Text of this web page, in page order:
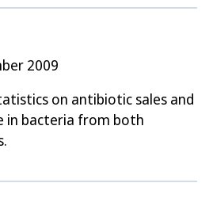
2009
on antibiotic sales and
in bacteria from both